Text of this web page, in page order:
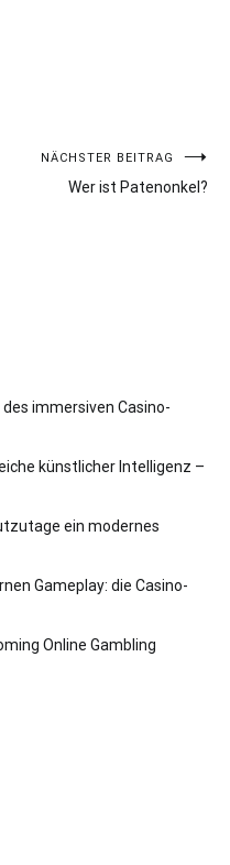
NÄCHSTER BEITRAG
Wer ist Patenonkel?
immersiven Casino-
künstlicher Intelligenz –
ein modernes
Gameplay: die Casino-
Online Gambling